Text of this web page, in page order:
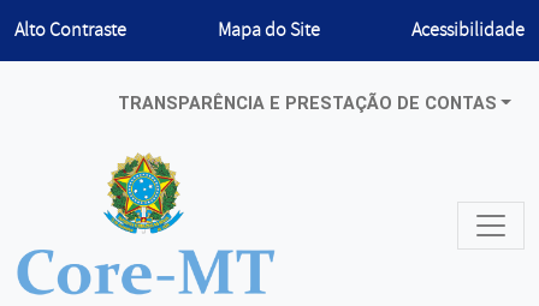
Habilitar
Alto Contraste Mapa do Site Acessibilidade
TRANSPARÊNCIA E PRESTAÇÃO DE CONTAS